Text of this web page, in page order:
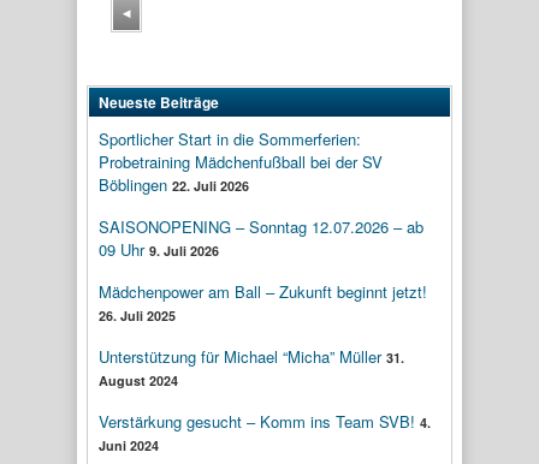
◂
Neueste Beiträge
Sportlicher Start in die Sommerferien:
Probetraining Mädchenfußball bei der SV
Böblingen 22. Juli 2026
SAISONOPENING – Sonntag 12.07.2026 – ab
09 Uhr 9. Juli 2026
Mädchenpower am Ball – Zukunft beginnt jetzt!
26. Juli 2025
Unterstützung für Michael “Micha” Müller 31.
August 2024
Verstärkung gesucht – Komm ins Team SVB! 4.
Juni 2024